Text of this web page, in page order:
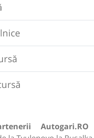
Autogari.RO